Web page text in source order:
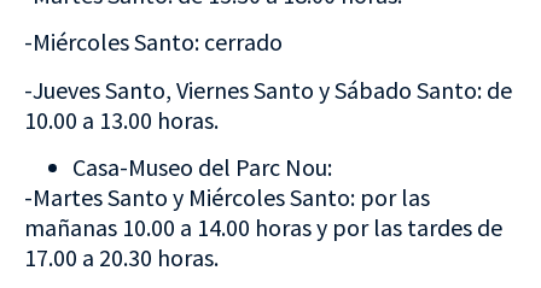
-Miércoles Santo: cerrado
-Jueves Santo, Viernes Santo y Sábado Santo: de
10.00 a 13.00 horas.
Casa-Museo del Parc Nou:
-Martes Santo y Miércoles Santo: por las
mañanas 10.00 a 14.00 horas y por las tardes de
17.00 a 20.30 horas.